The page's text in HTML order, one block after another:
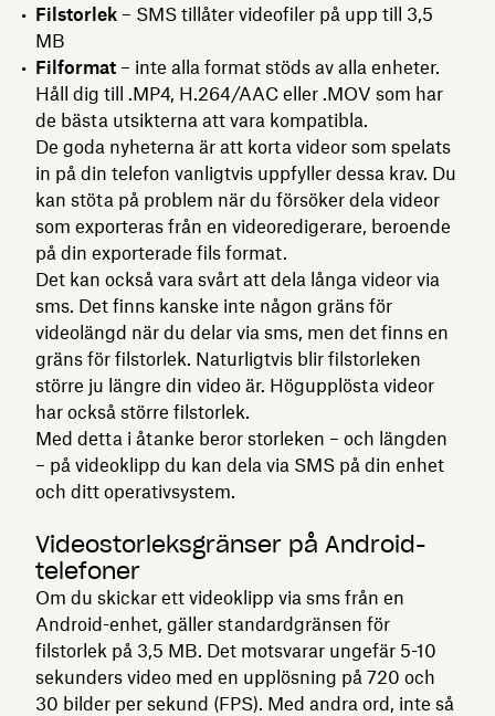
Filstorlek – SMS tillåter videofiler på upp till 3,5
MB
Filformat – inte alla format stöds av alla enheter.
Håll dig till .MP4, H.264/AAC eller .MOV som har
de bästa utsikterna att vara kompatibla.
De goda nyheterna är att korta videor som spelats
in på din telefon vanligtvis uppfyller dessa krav. Du
kan stöta på problem när du försöker dela videor
som exporteras från en videoredigerare, beroende
på din exporterade fils format.
Det kan också vara svårt att dela långa videor via
sms. Det finns kanske inte någon gräns för
videolängd när du delar via sms, men det finns en
gräns för filstorlek. Naturligtvis blir filstorleken
större ju längre din video är. Högupplösta videor
har också större filstorlek.
Med detta i åtanke beror storleken – och längden
– på videoklipp du kan dela via SMS på din enhet
och ditt operativsystem.
Videostorleksgränser på Android-
telefoner
Om du skickar ett videoklipp via sms från en
Android-enhet, gäller standardgränsen för
filstorlek på 3,5 MB. Det motsvarar ungefär 5-10
sekunders video med en upplösning på 720 och
30 bilder per sekund (FPS). Med andra ord, inte så